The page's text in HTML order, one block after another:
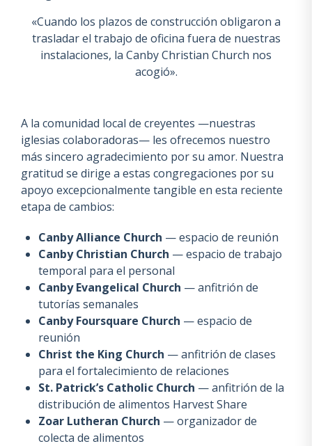
«Cuando los plazos de construcción obligaron a
trasladar el trabajo de oficina fuera de nuestras
instalaciones, la Canby Christian Church nos
acogió».
A la comunidad local de creyentes —nuestras
iglesias colaboradoras— les ofrecemos nuestro
más sincero agradecimiento por su amor. Nuestra
gratitud se dirige a estas congregaciones por su
apoyo excepcionalmente tangible en esta reciente
etapa de cambios:
Canby Alliance Church — espacio de reunión
Canby Christian Church — espacio de trabajo
temporal para el personal
Canby Evangelical Church — anfitrión de
tutorías semanales
Canby Foursquare Church — espacio de
reunión
Christ the King Church — anfitrión de clases
para el fortalecimiento de relaciones
St. Patrick’s Catholic Church — anfitrión de la
distribución de alimentos Harvest Share
Zoar Lutheran Church — organizador de
colecta de alimentos